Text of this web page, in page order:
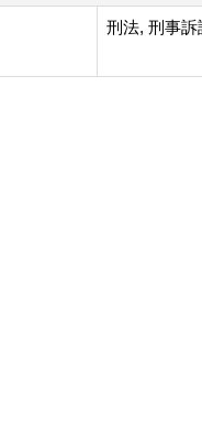
刑法, 刑事